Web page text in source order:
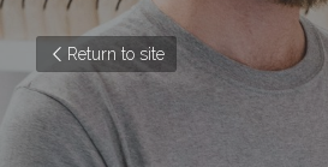
Return to site